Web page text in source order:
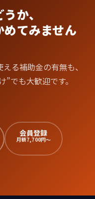
か、
てみません
る補助金の有無も、
でも大歓迎です。
会員登録
月額7,700円〜